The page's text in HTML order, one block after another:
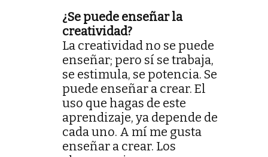
¿Se puede enseñar la
creatividad?
La creatividad no se puede
enseñar; pero sí se trabaja,
se estimula, se potencia. Se
puede enseñar a crear. El
uso que hagas de este
aprendizaje, ya depende de
cada uno. A mí me gusta
enseñar a crear. Los